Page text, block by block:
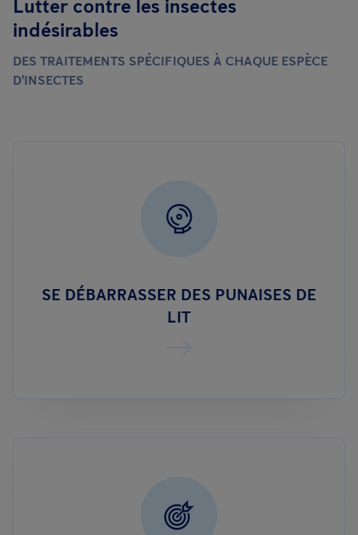
Lutter contre les insectes
indésirables
DES TRAITEMENTS SPÉCIFIQUES À CHAQUE ESPÈCE
D'INSECTES
SE DÉBARRASSER DES PUNAISES DE
LIT